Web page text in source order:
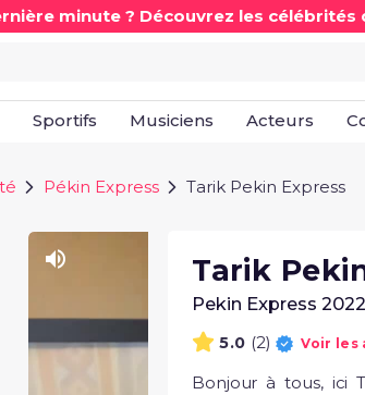
minute ? Découvrez les célébrités
Sportifs Musiciens Acteurs
Pékin Express Tarik Pekin Express
Tarik
Pekin Express
5.0 (2) Voir les
Bonjour à tous, ici